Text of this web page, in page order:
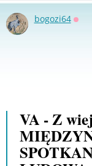
bogozi64
VA - Z